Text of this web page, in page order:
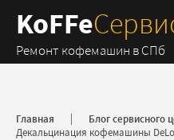
KoFFe
Ремонт кофемашин в СПб
Главная
Блог сервисного
Декальцинация кофемашины